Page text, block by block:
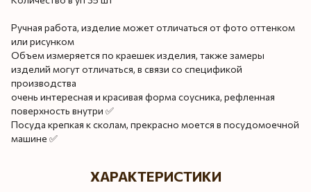
Ручная работа, изделие может отличаться от фото оттенком
или рисунком
Объем измеряется по краешек изделия, также замеры
изделий могут отличаться, в связи со спецификой
производства
очень интересная и красивая форма соусника, рефленная
поверхность внутри ✅
Посуда крепкая к сколам, прекрасно моется в посудомоечной
машине ✅
ХАРАКТЕРИСТИКИ